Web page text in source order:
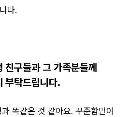
다.
친구들과 그 가족분들께
부탁드립니다.
똑같은 것 같아요. 꾸준함만이